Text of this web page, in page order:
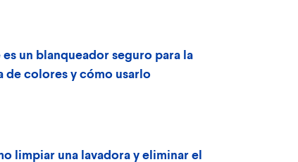
es un blanqueador seguro para la
de colores y cómo usarlo
limpiar una lavadora y eliminar el